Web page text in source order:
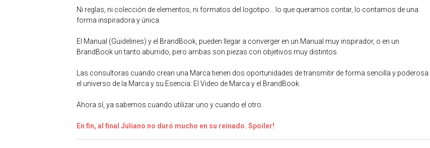
Ni reglas, ni colección de elementos, ni formatos del logotipo… lo que queramos contar, lo contamos de una
forma inspiradora y única.
El Manual (Guidelines) y el BrandBook, pueden llegar a converger en un Manual muy inspirador, o en un
BrandBook un tanto aburrido, pero ambas son piezas con objetivos muy distintos.
Las consultoras cuando crean una Marca tienen dos oportunidades de transmitir de forma sencilla y poderosa
el universo de la Marca y su Esencia: El Video de Marca y el BrandBook.
Ahora sí, ya sabemos cuando utilizar uno y cuando el otro.
En fin, al final Juliano no duró mucho en su reinado. Spoiler!